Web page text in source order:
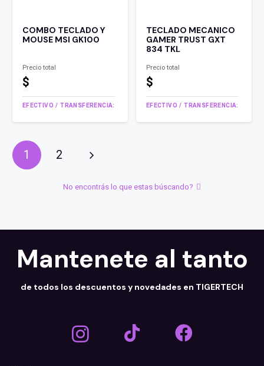
COMBO TECLADO Y
MOUSE MSI GK100
Precio total
$
EFECTIVO / TRANSFERENCIA:
TECLADO MECANICO
GAMER TRUST GXT
834 TKL
Precio total
$
EFECTIVO / TRANSFERENCIA:
1 2
No encontrás lo que estas búscando?
Mantenete al tanto
de todos los descuentos y novedades en TIGERTECH